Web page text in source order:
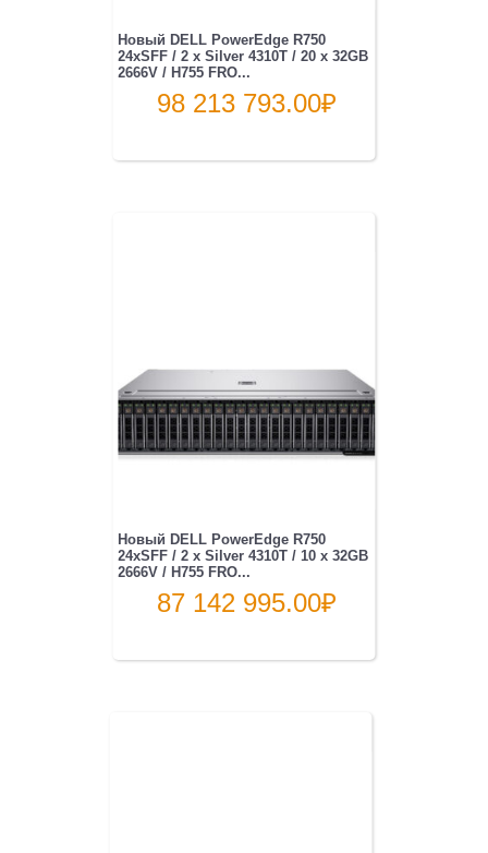
Новый DELL PowerEdge R750
24xSFF / 2 x Silver 4310T / 20 x 32GB
2666V / H755 FRO...
98 213 793.00₽
Новый DELL PowerEdge R750
24xSFF / 2 x Silver 4310T / 10 x 32GB
2666V / H755 FRO...
87 142 995.00₽